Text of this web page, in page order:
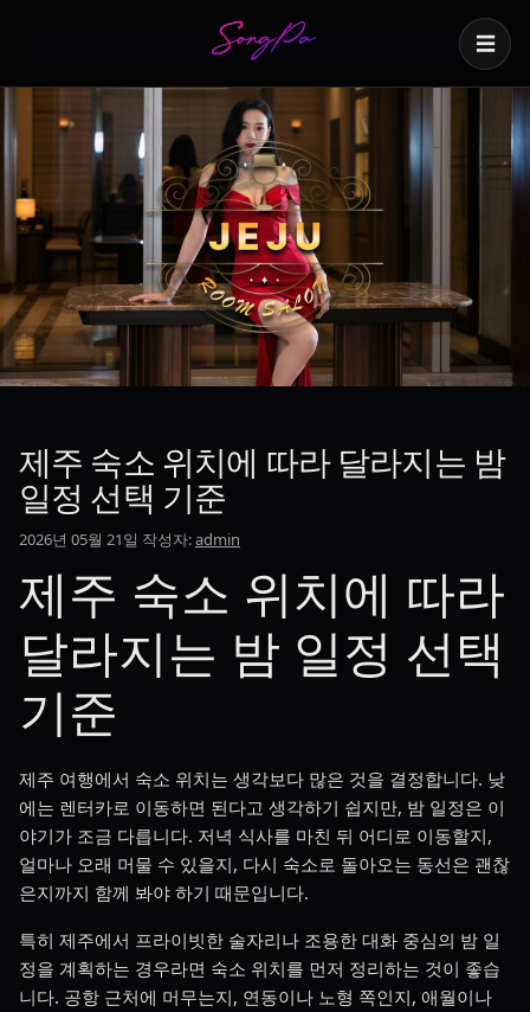
☰
제주 숙소 위치에 따라 달라지는 밤
일정 선택 기준
2026년 05월 21일 작성자:admin
제주 숙소 위치에 따라
달라지는 밤 일정 선택
기준
제주 여행에서 숙소 위치는 생각보다 많은 것을 결정합니다. 낮
에는 렌터카로 이동하면 된다고 생각하기 쉽지만, 밤 일정은 이
야기가 조금 다릅니다. 저녁 식사를 마친 뒤 어디로 이동할지,
얼마나 오래 머물 수 있을지, 다시 숙소로 돌아오는 동선은 괜찮
은지까지 함께 봐야 하기 때문입니다.
특히 제주에서 프라이빗한 술자리나 조용한 대화 중심의 밤 일
정을 계획하는 경우라면 숙소 위치를 먼저 정리하는 것이 좋습
니다. 공항 근처에 머무는지, 연동이나 노형 쪽인지, 애월이나